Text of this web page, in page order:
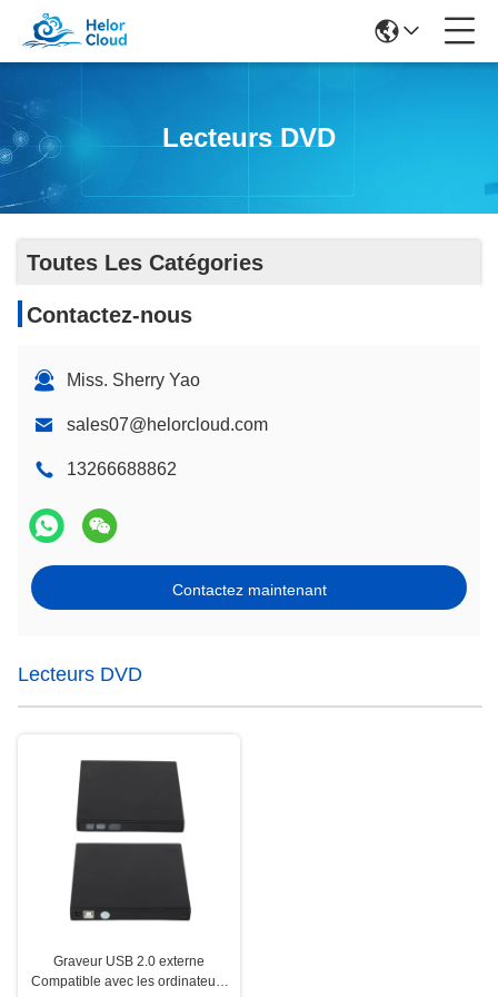
Lecteurs DVD
Toutes Les Catégories
Contactez-nous
Miss. Sherry Yao
sales07@helorcloud.com
13266688862
Contactez maintenant
Lecteurs DVD
Graveur USB 2.0 externe
Compatible avec les ordinateurs